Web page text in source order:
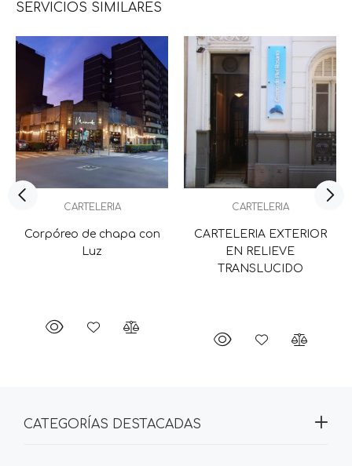
SERVICIOS SIMILARES
CARTELERIA
Corpóreo de chapa con
Luz
CARTELERIA
CARTELERIA EXTERIOR
EN RELIEVE
TRANSLUCIDO
CATEGORÍAS DESTACADAS